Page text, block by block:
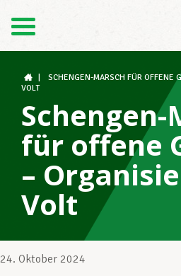
FR
Der LCGB
Unterstützung im
SCHENGEN-MARSCH FÜR OFFENE
VOLT
Schengen-
für offene
–
Volt
24. Oktober 2024